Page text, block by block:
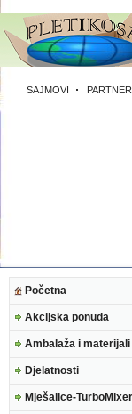
SAJMOVI
Početna
Akcijska ponuda
Ambalaža i materijali
Djelatnosti
Mješalice-TurboMixer